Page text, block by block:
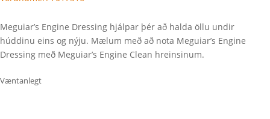
Meguiar’s Engine Dressing hjálpar þér að halda öllu undir
húddinu eins og nýju. Mælum með að nota Meguiar’s Engine
Dressing með Meguiar’s Engine Clean hreinsinum.
Væntanlegt